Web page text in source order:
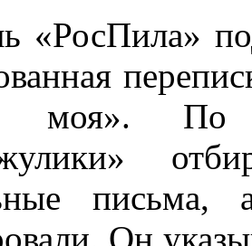
«РосПила»
По
письма,
Он